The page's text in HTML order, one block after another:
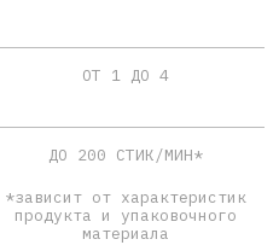
ОТ 1 ДО 4
ДО 200 СТИК/МИН*
*зависит от характеристик
продукта и упаковочного
материала